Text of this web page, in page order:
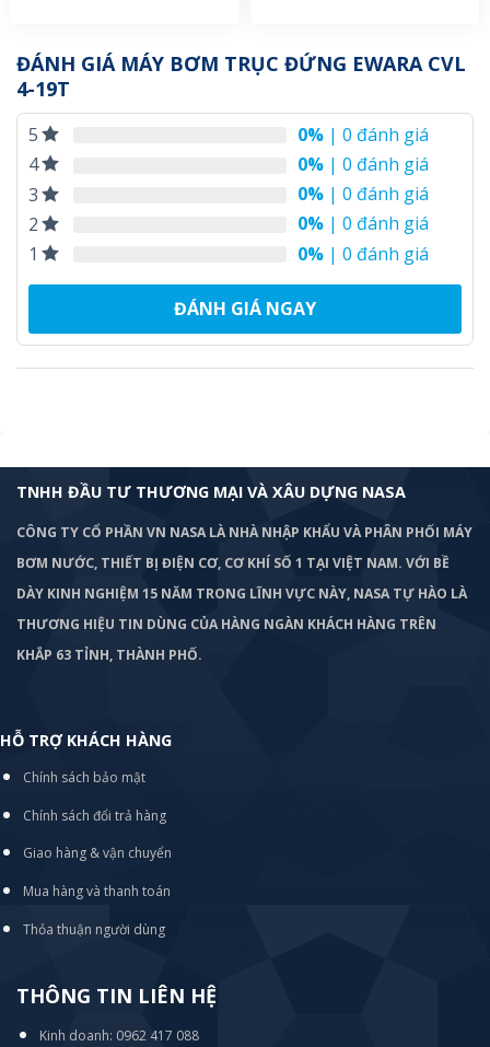
ĐÁNH GIÁ MÁY BƠM TRỤC ĐỨNG EWARA CVL
4-19T
5 0% | 0 đánh giá
4
0% | 0 đánh giá
3
0% | 0 đánh giá
2
0% | 0 đánh giá
1
0% | 0 đánh giá
ĐÁNH GIÁ NGAY
TNHH ĐẦU TƯ THƯƠNG MẠI VÀ XÂU DỰNG NASA
CÔNG TY CỔ PHẦN VN NASA LÀ NHÀ NHẬP KHẨU VÀ PHÂN PHỐI MÁY
BƠM NƯỚC, THIẾT BỊ ĐIỆN CƠ, CƠ KHÍ SỐ 1 TẠI VIỆT NAM. VỚI BỀ
DÀY KINH NGHIỆM 15 NĂM TRONG LĨNH VỰC NÀY, NASA TỰ HÀO LÀ
THƯƠNG HIỆU TIN DÙNG CỦA HÀNG NGÀN KHÁCH HÀNG TRÊN
KHẮP 63 TỈNH, THÀNH PHỐ.
HỖ TRỢ KHÁCH HÀNG
Chính sách bảo mật
Chính sách đổi trả hàng
Giao hàng & vận chuyển
Mua hàng và thanh toán
Thỏa thuận người dùng
THÔNG TIN LIÊN HỆ
Kinh doanh: 0962 417 088